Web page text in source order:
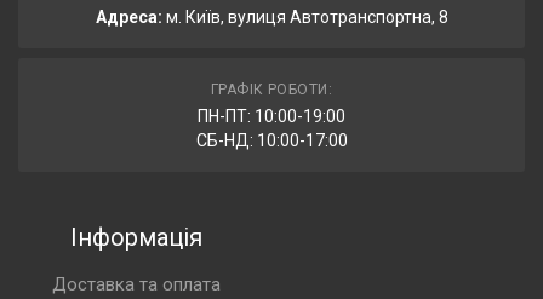
Адреса: м. Київ, вулиця Автотранспортна, 8
ГРАФІК РОБОТИ:
ПН-ПТ: 10:00-19:00
СБ-НД: 10:00-17:00
Інформація
Доставка та оплата